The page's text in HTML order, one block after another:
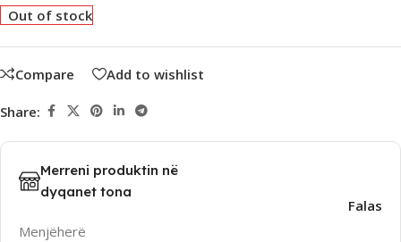
Out of stock
Compare Add to wishlist
Share:
Merreni produktin në
dyqanet tona
Menjëherë
Falas